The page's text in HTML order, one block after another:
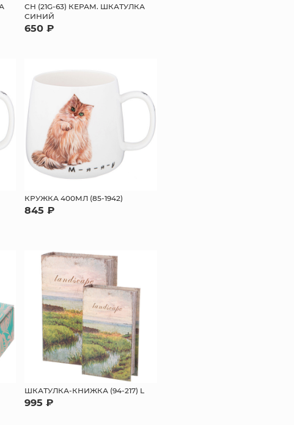
СН (21G-63) КЕРАМ. ШКАТУЛКА
СИНИЙ
650 ₽
КРУЖКА 400МЛ (85-1942)
845 ₽
ШКАТУЛКА-КНИЖКА (94-217) L
995 ₽